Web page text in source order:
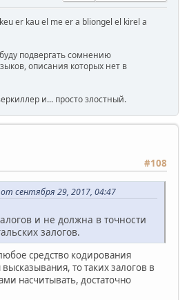
er kau el me er a bliongel el kirel a
подвергать сомнению
описания которых нет в
и... просто злостный.
#108
сентября 29, 2017, 04:47
и не должна в точности
залогов.
средство кодирования
то таких залогов в
насчитывать, достаточно